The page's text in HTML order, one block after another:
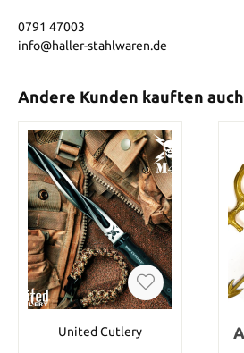
0791 47003
info@haller-stahlwaren.de
Andere Kunden kauften auch
United Cutlery